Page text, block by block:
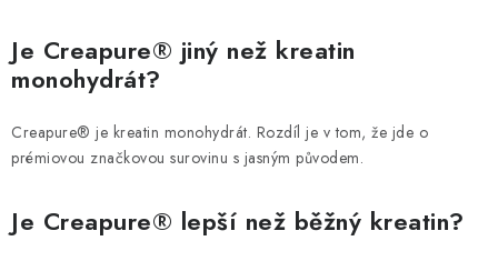
Je Creapure® jiný než kreatin
monohydrát?
Creapure® je kreatin monohydrát. Rozdíl je v tom, že jde o
prémiovou značkovou surovinu s jasným původem.
Je Creapure® lepší než běžný kreatin?